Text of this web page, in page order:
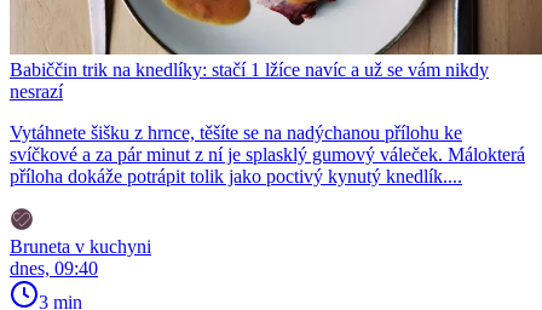
Babiččin trik na knedlíky: stačí 1 lžíce navíc a už se vám nikdy
nesrazí
Vytáhnete šišku z hrnce, těšíte se na nadýchanou přílohu ke
svíčkové a za pár minut z ní je splasklý gumový váleček. Málokterá
příloha dokáže potrápit tolik jako poctivý kynutý knedlík....
Bruneta v kuchyni
dnes, 09:40
3 min